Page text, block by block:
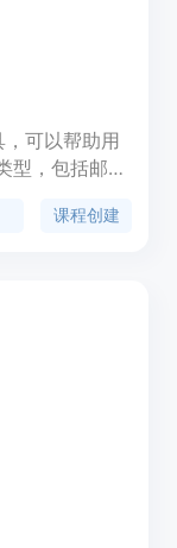
可以帮助用
型，包括邮件
想法和笔记，
课程创建